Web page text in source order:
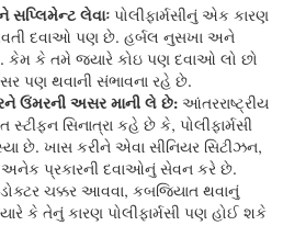
સપ્લિમેન્ટ લેવાઃ પોલીફાર્મસીનું એક કારણ
દવાઓ પણ છે. હર્બલ નુસખા અને
કેમ કે તમે જ્યારે કોઇ પણ દવાઓ લો છો
પણ થવાની સંભાવના રહે છે.
ઉંમરની અસર માની લે છે: આંતરરાષ્ટ્રીય
સ્ટીફન સિનાત્રા કહે છે કે, પોલીફાર્મસી
છે. ખાસ કરીને એવા સીનિયર સિટીઝન,
પ્રકારની દવાઓનું સેવન કરે છે.
ચક્કર આવવા, કબજિયાત થવાનું
કે તેનું કારણ પોલીફાર્મસી પણ હોઈ શકે